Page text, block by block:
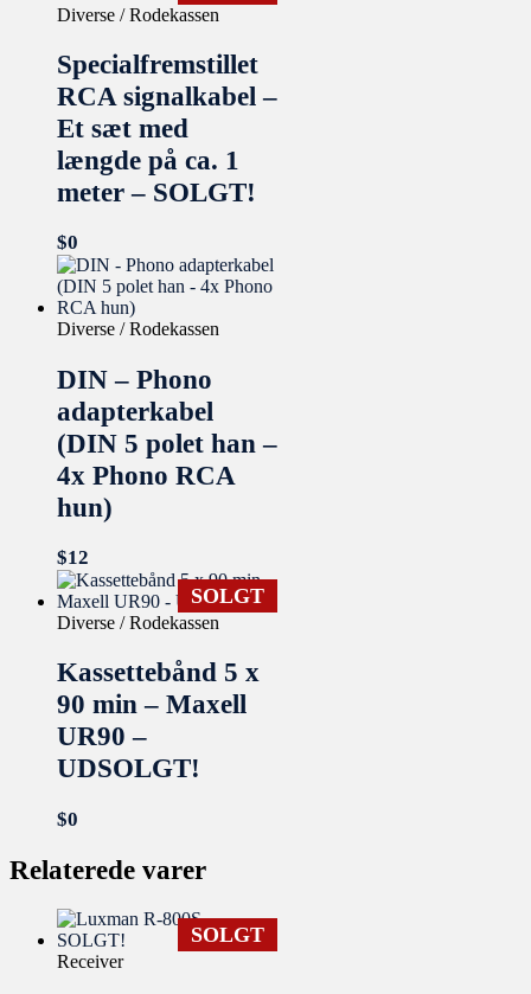
Diverse / Rodekassen
Specialfremstillet
RCA signalkabel –
Et sæt med
længde på ca. 1
meter – SOLGT!
$0
Diverse / Rodekassen
DIN – Phono
adapterkabel
(DIN 5 polet han –
4x Phono RCA
hun)
$12
SOLGT
Diverse / Rodekassen
Kassettebånd 5 x
90 min – Maxell
UR90 –
UDSOLGT!
$0
Relaterede varer
SOLGT
Receiver